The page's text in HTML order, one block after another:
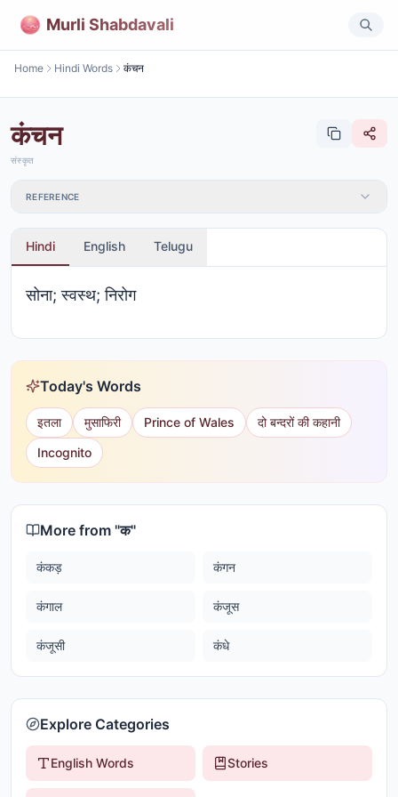
Murli Shabdavali
Home Hindi Words कंचन
कंचन
संस्कृत
REFERENCE
Hindi English Telugu
सोना; स्वस्थ; निरोग
Today's Words
इतला मुसाफिरी Prince of Wales
दो बन्दरों की कहानी
Incognito
More from "क"
कंकड़ कंगन
कंगाल कंजूस
कंजूसी कंधे
Explore Categories
English Words Stories